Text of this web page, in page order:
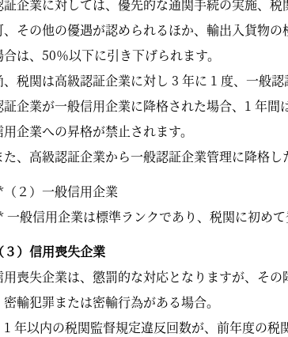
証企業に対しては、優先的な通関手続の実施、
、その他の優遇が認められるほか、輸出入貨物
合は、50％以下に引き下げられます。
、税関は高級認証企業に対し 3 年に 1 度、一般
証企業が一般信用企業に降格された場合、1 年
用企業への昇格が禁止されます。
た、高級認証企業から一般認証企業管理に降格
２）一般信用企業
一般信用企業は標準ランクであり、税関に初め
（３）信用喪失企業
用喪失企業は、懲罰的な対応となりますが、その
密輸犯罪または密輸行為がある場合。
1 年以内の税関監督規定違反回数が、前年度の